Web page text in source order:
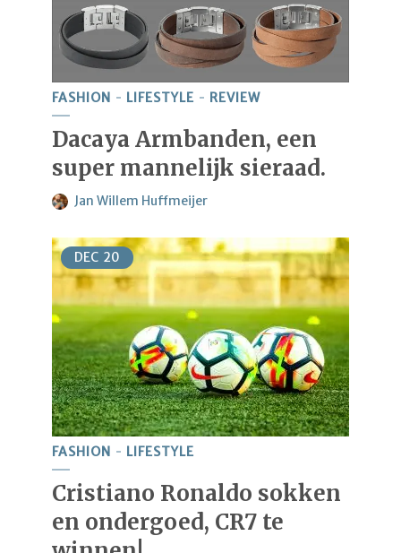
FASHION LIFESTYLE REVIEW
Dacaya Armbanden, een
super mannelijk sieraad.
Jan Willem Huffmeijer
DEC 20
FASHION LIFESTYLE
Cristiano Ronaldo sokken
en ondergoed, CR7 te